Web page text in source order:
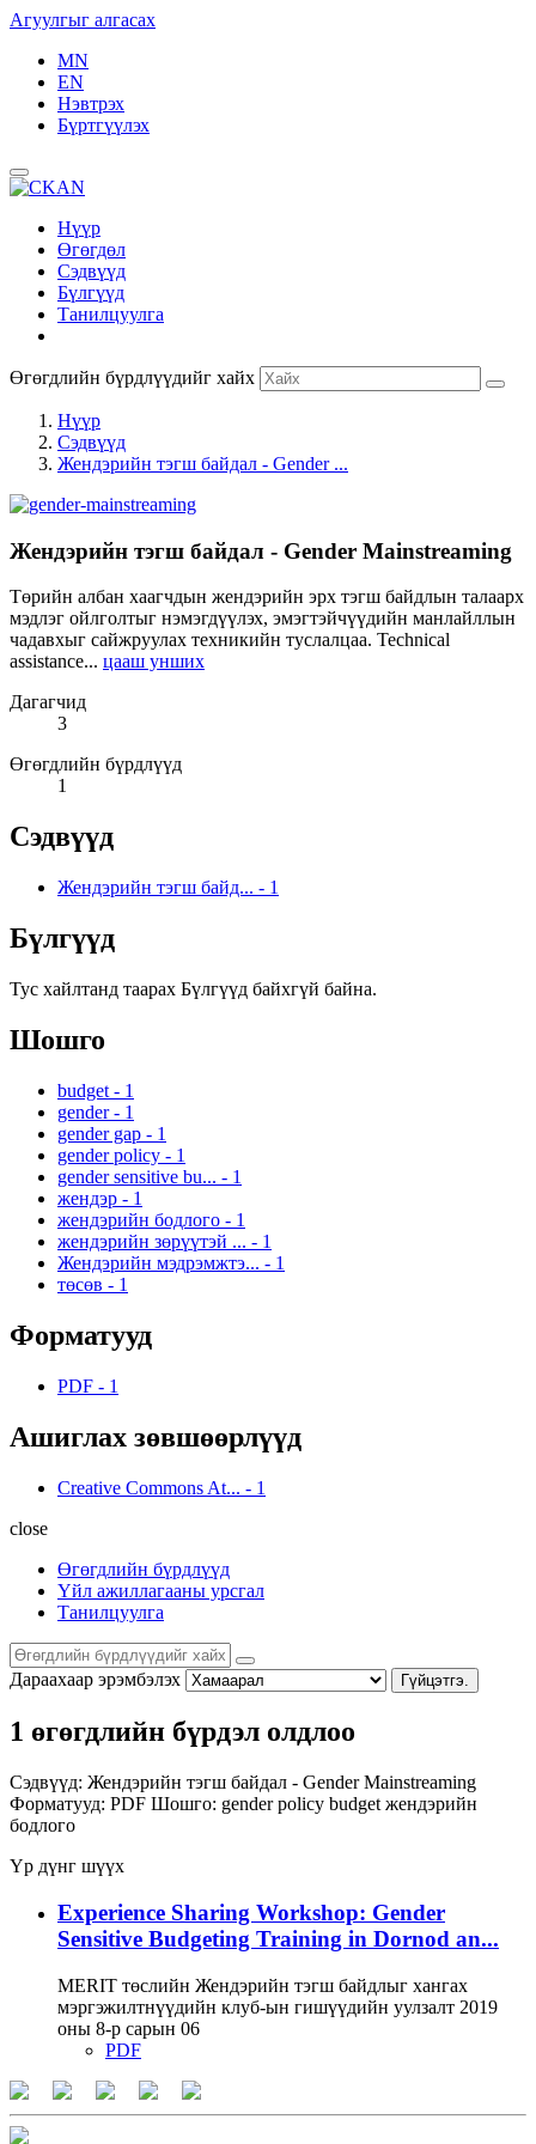
Агуулгыг алгасах
MN
EN
Нэвтрэх
Бүртгүүлэх
Нүүр
Өгөгдөл
Сэдвүүд
Бүлгүүд
Танилцуулга
Өгөгдлийн бүрдлүүдийг хайх
Нүүр
Сэдвүүд
Жендэрийн тэгш байдал - Gender ...
Жендэрийн тэгш байдал - Gender Mainstreaming
Төрийн албан хаагчдын жендэрийн эрх тэгш байдлын талаарх
мэдлэг ойлголтыг нэмэгдүүлэх, эмэгтэйчүүдийн манлайллын
чадавхыг сайжруулах техникийн туслалцаа. Technical
assistance... цааш унших
Дагагчид
3
Өгөгдлийн бүрдлүүд
1
Сэдвүүд
Жендэрийн тэгш байд... - 1
Бүлгүүд
Тус хайлтанд таарах Бүлгүүд байхгүй байна.
Шошго
budget - 1
gender - 1
gender gap - 1
gender policy - 1
gender sensitive bu... - 1
жендэр - 1
жендэрийн бодлого - 1
жендэрийн зөрүүтэй ... - 1
Жендэрийн мэдрэмжтэ... - 1
төсөв - 1
Форматууд
PDF - 1
Ашиглах зөвшөөрлүүд
Creative Commons At... - 1
close
Өгөгдлийн бүрдлүүд
Үйл ажиллагааны урсгал
Танилцуулга
Дараахаар эрэмбэлэх Гүйцэтгэ.
1 өгөгдлийн бүрдэл олдлоо
Сэдвүүд: Жендэрийн тэгш байдал - Gender Mainstreaming
Форматууд: PDF Шошго: gender policy budget жендэрийн
бодлого
Үр дүнг шүүх
Experience Sharing Workshop: Gender
Sensitive Budgeting Training in Dornod an...
MERIT төслийн Жендэрийн тэгш байдлыг хангах
мэргэжилтнүүдийн клуб-ын гишүүдийн уулзалт 2019
оны 8-р сарын 06
PDF